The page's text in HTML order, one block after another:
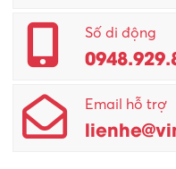
Số di động
Email hỗ trợ